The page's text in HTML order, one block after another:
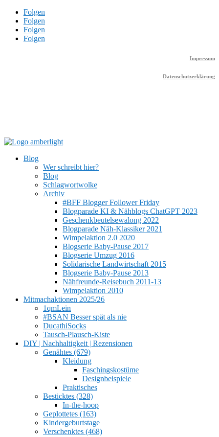
Folgen
Folgen
Folgen
Folgen
Impressum
Datenschutzerklärung
Blog
Wer schreibt hier?
Blog
Schlagwortwolke
Archiv
#BFF Blogger Follower Friday
Blogparade KI & Nähblogs ChatGPT 2023
Geschenkbeutelsewalong 2022
Blogparade Näh-Klassiker 2021
Wimpelaktion 2.0 2020
Blogserie Baby-Pause 2017
Blogserie Umzug 2016
Solidarische Landwirtschaft 2015
Blogserie Baby-Pause 2013
Nähfreunde-Reisebuch 2011-13
Wimpelaktion 2010
Mitmachaktionen 2025/26
1qmLein
#BSAN Besser spät als nie
DucathiSocks
Tausch-Plausch-Kiste
DIY | Nachhaltigkeit | Rezensionen
Genähtes (679)
Kleidung
Faschingskostüme
Designbeispiele
Praktisches
Besticktes (328)
In-the-hoop
Geplottetes (163)
Kindergeburtstage
Verschenktes (468)